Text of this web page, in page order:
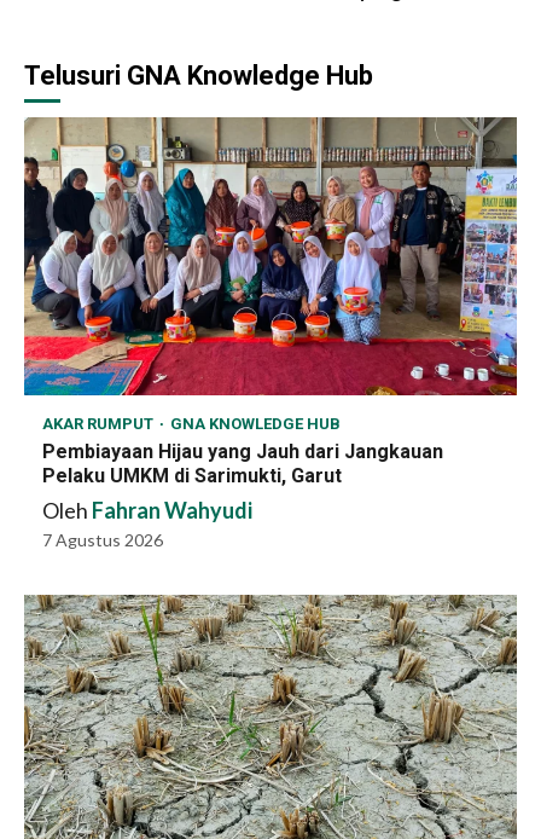
Telusuri GNA Knowledge Hub
AKAR RUMPUT GNA KNOWLEDGE HUB
Pembiayaan Hijau yang Jauh dari Jangkauan
Pelaku UMKM di Sarimukti, Garut
Oleh Fahran Wahyudi
7 Agustus 2026